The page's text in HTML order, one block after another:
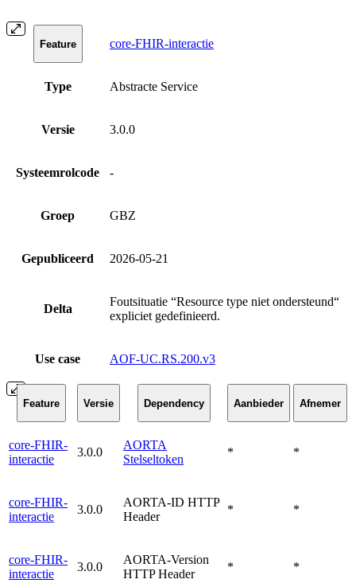
Feature core-FHIR-interactie
Type Abstracte Service
Versie 3.0.0
Systeemrolcode -
Groep GBZ
Gepubliceerd 2026-05-21
Delta
Foutsituatie “Resource type niet ondersteund“
expliciet gedefinieerd.
Use case AOF-UC.RS.200.v3
Feature Versie Dependency Aanbieder Afnemer
core-FHIR-
interactie
3.0.0
AORTA
Stelseltoken
* *
core-FHIR-
interactie
3.0.0
AORTA-ID HTTP
Header
* *
core-FHIR-
interactie
3.0.0
AORTA-Version
HTTP Header
* *